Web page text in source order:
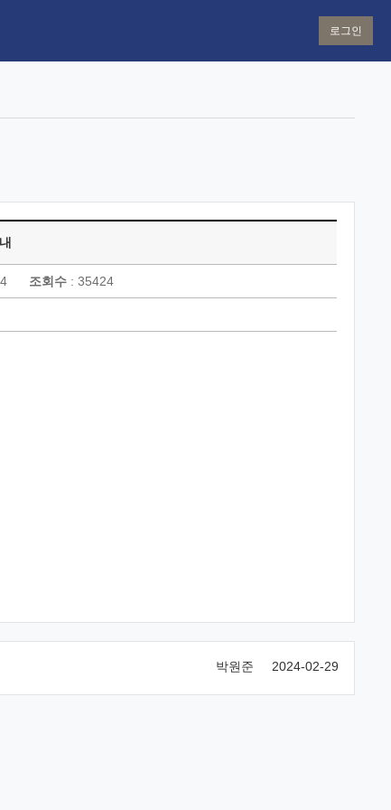
로그인
조회수: 35424
2024-02-29
박원준